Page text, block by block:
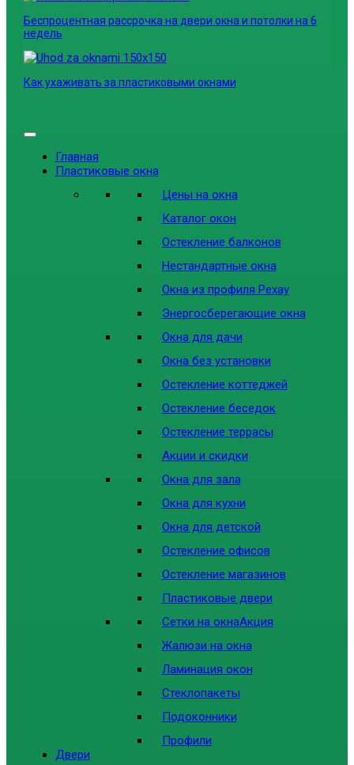
Беспроцентная рассрочка на двери окна и потолки на 6
недель
Как ухаживать за пластиковыми окнами
Главная
Пластиковые окна
Цены на окна
Каталог окон
Остекление балконов
Нестандартные окна
Окна из профиля Рехау
Энергосберегающие окна
Окна для дачи
Окна без установки
Остекление коттеджей
Остекление беседок
Остекление террасы
Акции и скидки
Окна для зала
Окна для кухни
Окна для детской
Остекление офисов
Остекление магазинов
Пластиковые двери
Сетки на окнаАкция
Жалюзи на окна
Ламинация окон
Стеклопакеты
Подоконники
Профили
Двери